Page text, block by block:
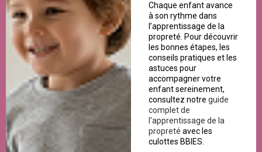
Chaque enfant avance
à son rythme dans
l’apprentissage de la
propreté. Pour découvrir
les bonnes étapes, les
conseils pratiques et les
astuces pour
accompagner votre
enfant sereinement,
consultez notre guide
complet de
l’apprentissage de la
propreté avec les
culottes BBIES.